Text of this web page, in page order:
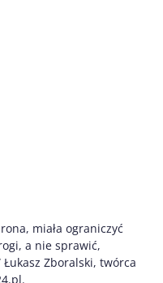
miała ograniczyć
a nie sprawić,
Łukasz Zboralski, twórca